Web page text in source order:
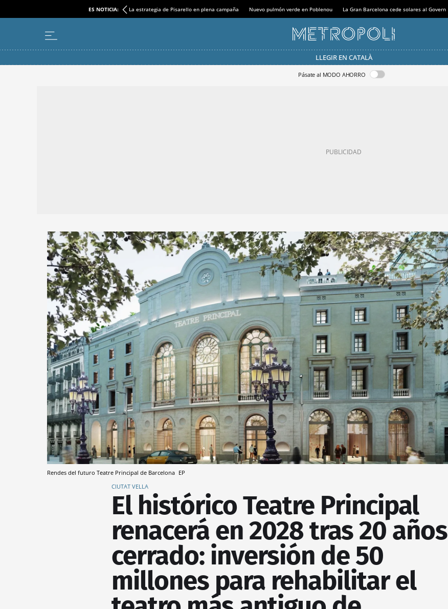
ES NOTICIA: La estrategia de Pisarello en plena campaña Nuevo pulmón verde en Poblenou La Gran Barcelona cede solares al Govern
LLEGIR EN CATALÀ
Pásate al MODO AHORRO
Rendes del futuro Teatre Principal de Barcelona EP
CIUTAT VELLA
El histórico Teatre Principal
renacerá en 2028 tras 20 años
cerrado: inversión de 50
millones para rehabilitar el